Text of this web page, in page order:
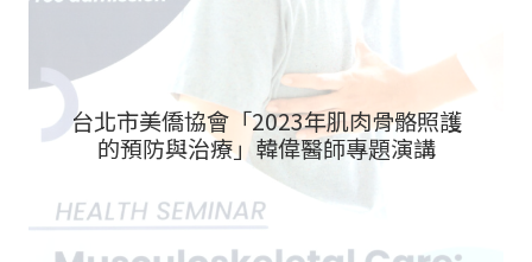
台北市美僑協會「2023年肌肉骨骼照護
的預防與治療」韓偉醫師專題演講